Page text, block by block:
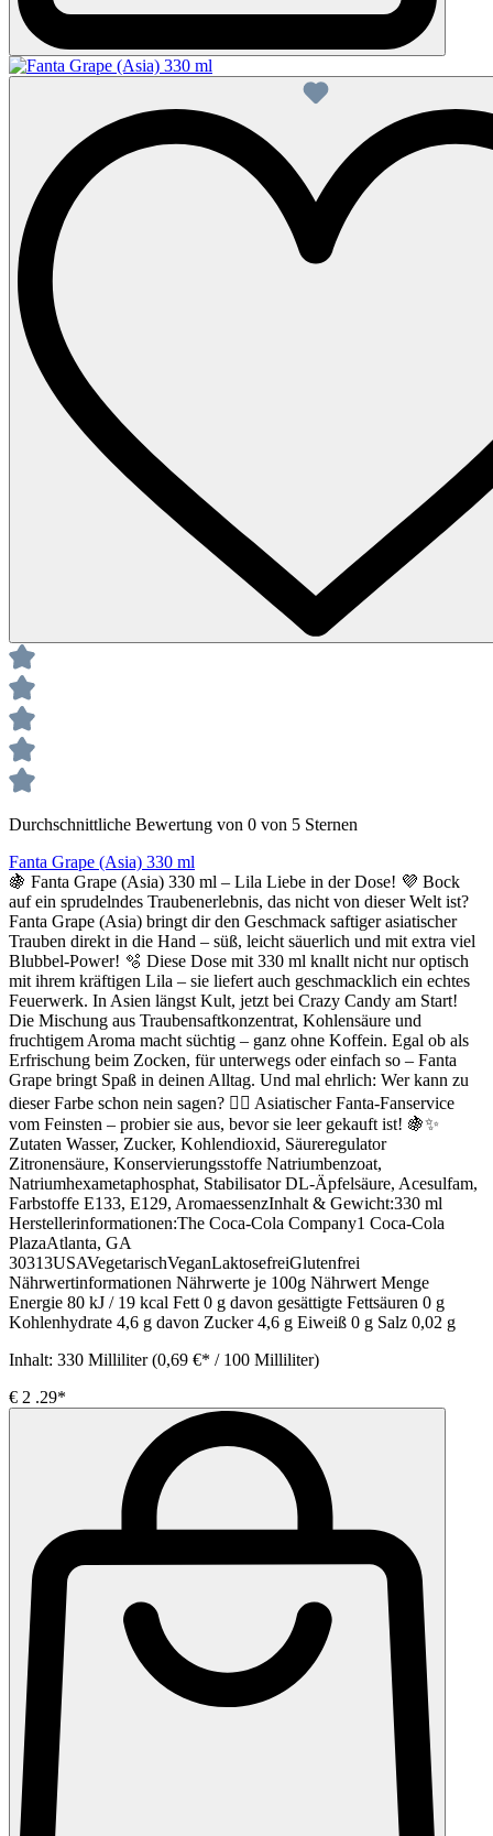
Durchschnittliche Bewertung von 0 von 5 Sternen
Fanta Grape (Asia) 330 ml
🍇 Fanta Grape (Asia) 330 ml – Lila Liebe in der Dose! 💜 Bock
auf ein sprudelndes Traubenerlebnis, das nicht von dieser Welt ist?
Fanta Grape (Asia) bringt dir den Geschmack saftiger asiatischer
Trauben direkt in die Hand – süß, leicht säuerlich und mit extra viel
Blubbel-Power! 🫧 Diese Dose mit 330 ml knallt nicht nur optisch
mit ihrem kräftigen Lila – sie liefert auch geschmacklich ein echtes
Feuerwerk. In Asien längst Kult, jetzt bei Crazy Candy am Start!
Die Mischung aus Traubensaftkonzentrat, Kohlensäure und
fruchtigem Aroma macht süchtig – ganz ohne Koffein. Egal ob als
Erfrischung beim Zocken, für unterwegs oder einfach so – Fanta
Grape bringt Spaß in deinen Alltag. Und mal ehrlich: Wer kann zu
dieser Farbe schon nein sagen? 💁‍♀️ Asiatischer Fanta-Fanservice
vom Feinsten – probier sie aus, bevor sie leer gekauft ist! 🍇✨
Zutaten Wasser, Zucker, Kohlendioxid, Säureregulator
Zitronensäure, Konservierungsstoffe Natriumbenzoat,
Natriumhexametaphosphat, Stabilisator DL-Äpfelsäure, Acesulfam,
Farbstoffe E133, E129, AromaessenzInhalt & Gewicht:330 ml
Herstellerinformationen:The Coca-Cola Company1 Coca-Cola
PlazaAtlanta, GA
30313USAVegetarischVeganLaktosefreiGlutenfrei
Nährwertinformationen Nährwerte je 100g Nährwert Menge
Energie 80 kJ / 19 kcal Fett 0 g davon gesättigte Fettsäuren 0 g
Kohlenhydrate 4,6 g davon Zucker 4,6 g Eiweiß 0 g Salz 0,02 g
Inhalt: 330 Milliliter(0,69 €* / 100 Milliliter)
€ 2 .29*